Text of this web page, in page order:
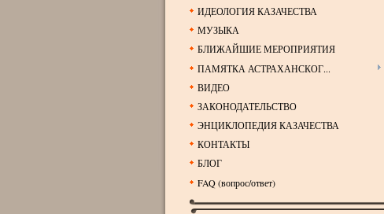
ИДЕОЛОГИЯ КАЗАЧЕСТВА
МУЗЫКА
БЛИЖАЙШИЕ МЕРОПРИЯТИЯ
ПАМЯТКА АСТРАХАНСКОГ...
ВИДЕО
ЗАКОНОДАТЕЛЬСТВО
ЭНЦИКЛОПЕДИЯ КАЗАЧЕСТВА
КОНТАКТЫ
БЛОГ
FAQ (вопрос/ответ)